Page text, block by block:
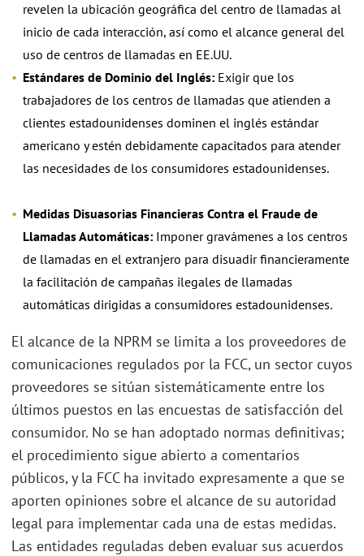
revelen la ubicación geográfica del centro de llamadas al
inicio de cada interacción, así como el alcance general del
uso de centros de llamadas en EE.UU.
Estándares de Dominio del Inglés: Exigir que los
trabajadores de los centros de llamadas que atienden a
clientes estadounidenses dominen el inglés estándar
americano y estén debidamente capacitados para atender
las necesidades de los consumidores estadounidenses.
Medidas Disuasorias Financieras Contra el Fraude de
Llamadas Automáticas: Imponer gravámenes a los centros
de llamadas en el extranjero para disuadir financieramente
la facilitación de campañas ilegales de llamadas
automáticas dirigidas a consumidores estadounidenses.
El alcance de la NPRM se limita a los proveedores de
comunicaciones regulados por la FCC, un sector cuyos
proveedores se sitúan sistemáticamente entre los
últimos puestos en las encuestas de satisfacción del
consumidor. No se han adoptado normas definitivas;
el procedimiento sigue abierto a comentarios
públicos, y la FCC ha invitado expresamente a que se
aporten opiniones sobre el alcance de su autoridad
legal para implementar cada una de estas medidas.
Las entidades reguladas deben evaluar sus acuerdos